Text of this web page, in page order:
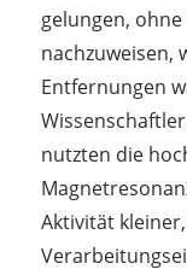
gelungen,
nachzuweisen,
Entfernungen
nutzten die
Aktivität